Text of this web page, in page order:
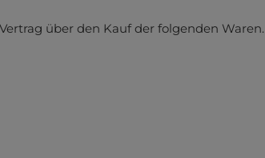
über den Kauf der folgenden Waren.